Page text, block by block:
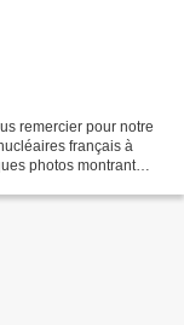
remercier pour notre
français à
photos montrant